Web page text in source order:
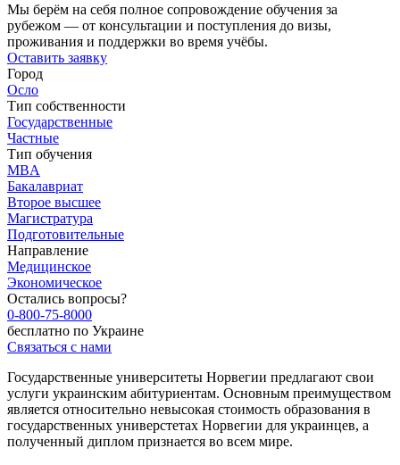
Мы берём на себя полное сопровождение обучения за
рубежом — от консультации и поступления до визы,
проживания и поддержки во время учёбы.
Оставить заявку
Город
Осло
Тип собственности
Государственные
Частные
Тип обучения
MBA
Бакалавриат
Второе высшее
Магистратура
Подготовительные
Направление
Медицинское
Экономическое
Остались вопросы?
0-800-75-8000
бесплатно по Украине
Связаться с нами
Государственные университеты Норвегии предлагают свои
услуги украинским абитуриентам. Основным преимуществом
является относительно невысокая стоимость образования в
государственных универстетах Норвегии для украинцев, а
полученный диплом признается во всем мире.